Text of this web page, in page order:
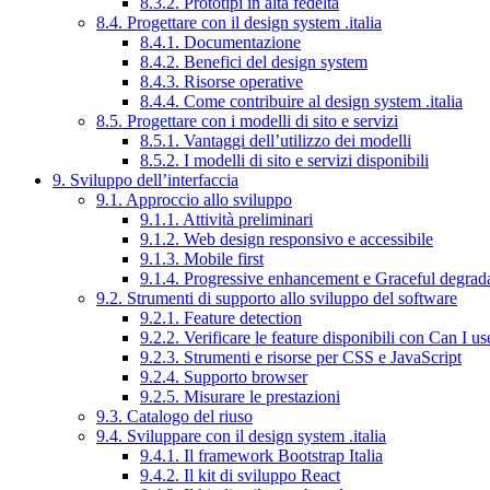
8.4. Progettare con il design system .italia
8.4.1. Documentazione
8.4.2. Benefici del design system
8.4.3. Risorse operative
8.4.4. Come contribuire al design system .italia
8.5. Progettare con i modelli di sito e servizi
8.5.1. Vantaggi dell’utilizzo dei modelli
8.5.2. I modelli di sito e servizi disponibili
9. Sviluppo dell’interfaccia
9.1. Approccio allo sviluppo
9.1.1. Attività preliminari
9.1.2. Web design responsivo e accessibile
9.1.3. Mobile first
9.1.4. Progressive enhancement e Graceful
9.2. Strumenti di supporto allo sviluppo del software
9.2.1. Feature detection
9.2.2. Verificare le feature disponibili con Can I
9.2.3. Strumenti e risorse per CSS e JavaScript
9.2.4. Supporto browser
9.2.5. Misurare le prestazioni
9.3. Catalogo del riuso
9.4. Sviluppare con il design system .italia
9.4.1. Il framework Bootstrap Italia
9.4.2. Il kit di sviluppo React